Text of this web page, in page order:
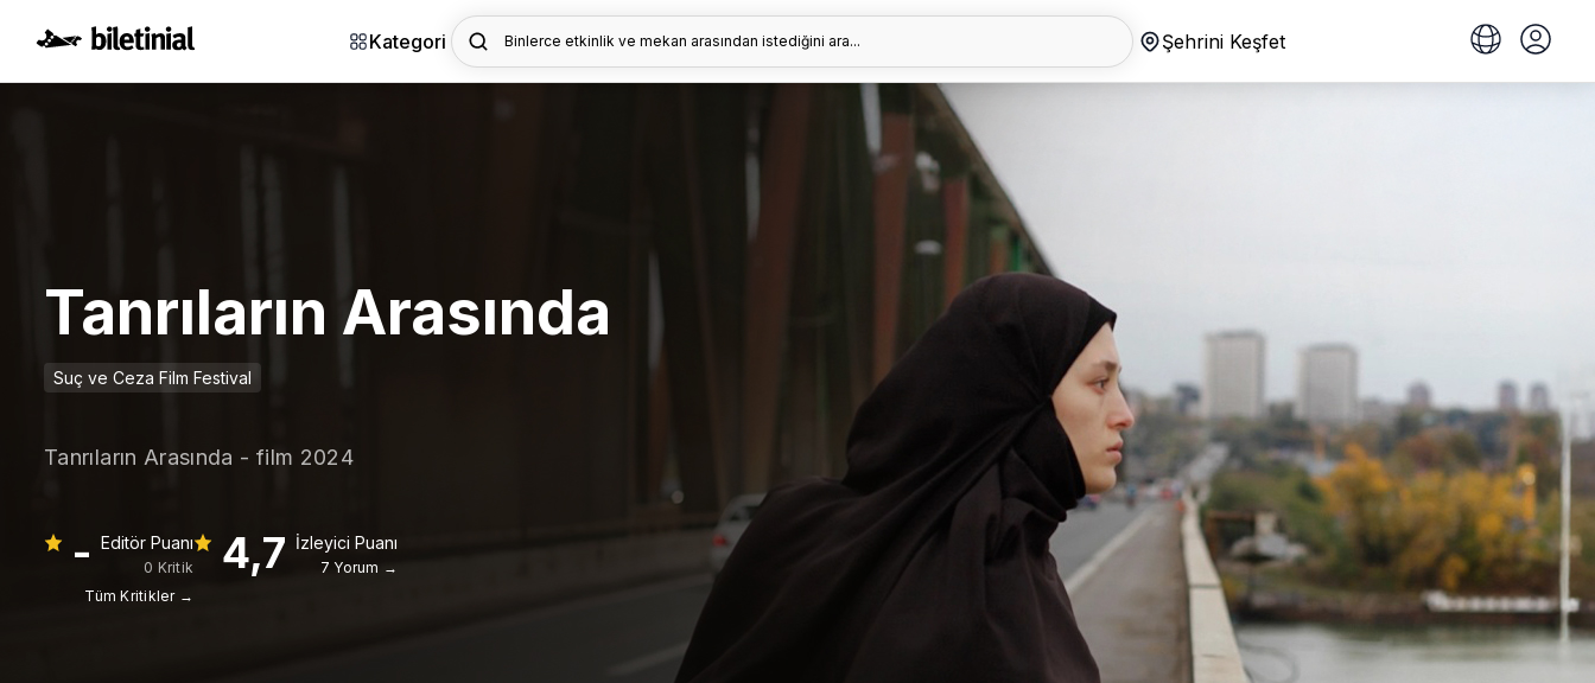
Kategori Binlerce etkinlik ve mekan arasından istediğini ara... Şehrini Keşfet
Tanrıların Arasında
Suç ve Ceza Film Festival
Tanrıların Arasında - film 2024
- Editör Puanı
0 Kritik
Tüm Kritikler →
4,7 İzleyici Puanı
7 Yorum →